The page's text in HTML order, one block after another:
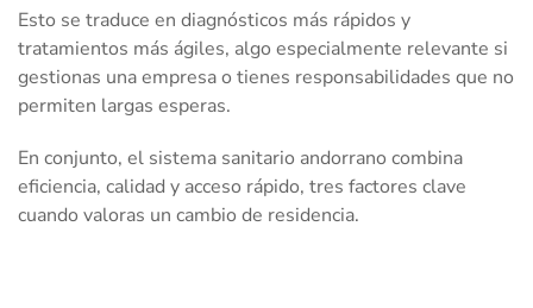
Esto se traduce en diagnósticos más rápidos y
tratamientos más ágiles, algo especialmente relevante si
gestionas una empresa o tienes responsabilidades que no
permiten largas esperas.
En conjunto, el sistema sanitario andorrano combina
eficiencia, calidad y acceso rápido, tres factores clave
cuando valoras un cambio de residencia.